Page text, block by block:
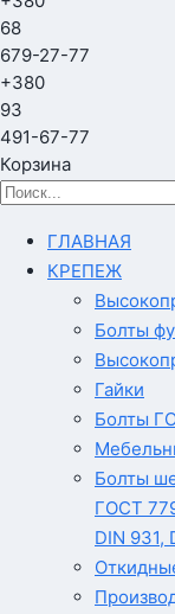
68
679-27-77
+380
93
491-67-77
Корзина
ГЛАВНАЯ
КРЕПЕЖ
Болты
Гайки
Болты
Болты
ГОСТ
DIN 931,